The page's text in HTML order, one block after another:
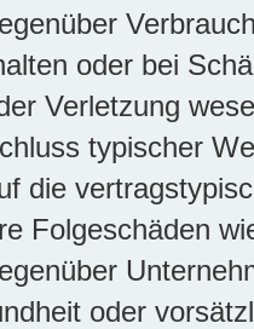
oder bei
Verletzung
typischer
die
Folgeschäden
oder